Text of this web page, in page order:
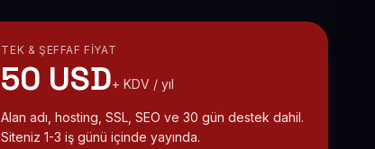
TEK & ŞEFFAF FIYAT
50 USD+ KDV / yıl
Alan adı, hosting, SSL, SEO ve 30 gün destek dahil.
Siteniz 1-3 iş günü içinde yayında.